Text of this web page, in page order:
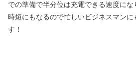
での準備で半分位は充電できる速度にな
時短にもなるので忙しいビジネスマン
す！